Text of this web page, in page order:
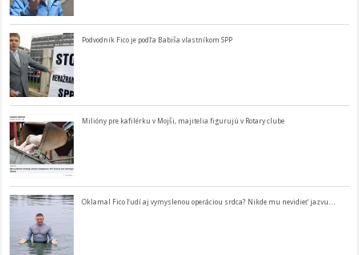
Podvodník Fico je podľa Babiša vlastníkom SPP
Milióny pre kafilérku v Mojši, majitelia figurujú v Rotary clube
Oklamal Fico ľudí aj vymyslenou operáciou srdca? Nikde mu nevidieť jazvu…